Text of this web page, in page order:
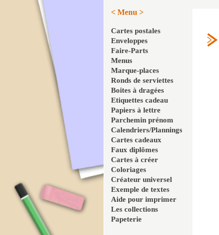
< Menu >
Cartes postales
Enveloppes
Faire-Parts
Menus
Marque-places
Ronds de serviettes
Boites à dragées
Etiquettes cadeau
Papiers à lettre
Parchemin prénom
Calendriers/Plannings
Cartes cadeaux
Faux diplômes
Cartes à créer
Coloriages
Créateur universel
Exemple de textes
Aide pour imprimer
Les collections
Papeterie